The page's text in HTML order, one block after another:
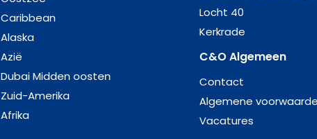
Caribbean
Alaska
Azië
Dubai Midden oosten
Zuid-Amerika
Afrika
Locht 40
Kerkrade
C&O Algemeen
Contact
Algemene
Vacatures